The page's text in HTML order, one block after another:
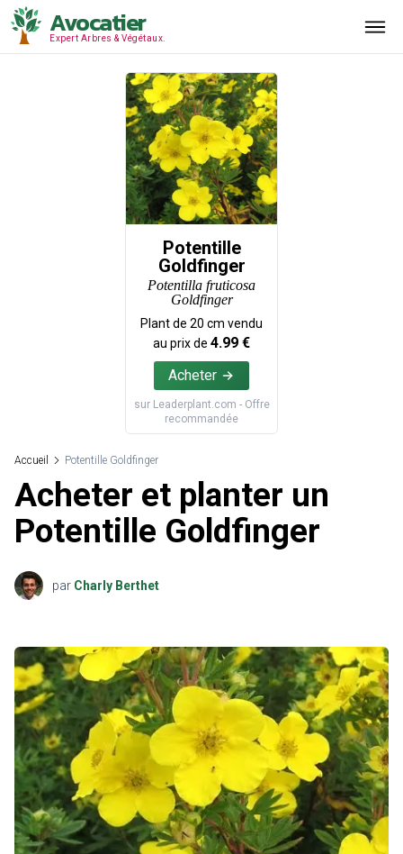
Avocatier
Expert Arbres & Végétaux.
Potentille
Goldfinger
Potentilla fruticosa
Goldfinger
Plant de 20 cm vendu
au prix de 4.99 €
Acheter
sur Leaderplant.com - Offre
recommandée
Accueil Potentille Goldfinger
Acheter et planter un
Potentille Goldfinger
par Charly Berthet